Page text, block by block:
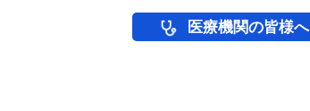
医療機関の皆様へ